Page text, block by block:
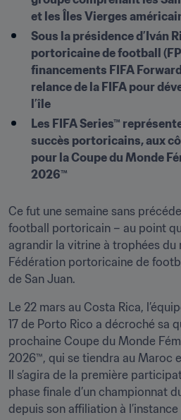
et les Îles Vierges
Sous la présidence d’Iván
portoricaine de football
financements FIFA
relance de la FIFA pour
l’île
Les FIFA Series™
succès portoricains, aux
pour la Coupe du Monde
2026™
Ce fut une semaine sans
football portoricain – au point
agrandir la vitrine à trophées du
Fédération portoricaine de
de San Juan.
Le 22 mars au Costa Rica,
17 de Porto Rico a décroché sa
prochaine Coupe du Monde
2026™, qui se tiendra au Maroc
Il s’agira de la première
phase finale d’un championnat
depuis son affiliation à l’instance